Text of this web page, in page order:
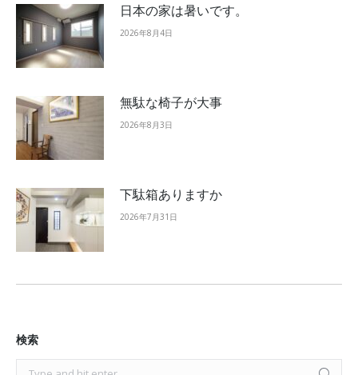
日本の家は暑いです。
2026年8月4日
無駄な椅子が大事
2026年8月3日
下駄箱ありますか
2026年7月31日
検索
Search: